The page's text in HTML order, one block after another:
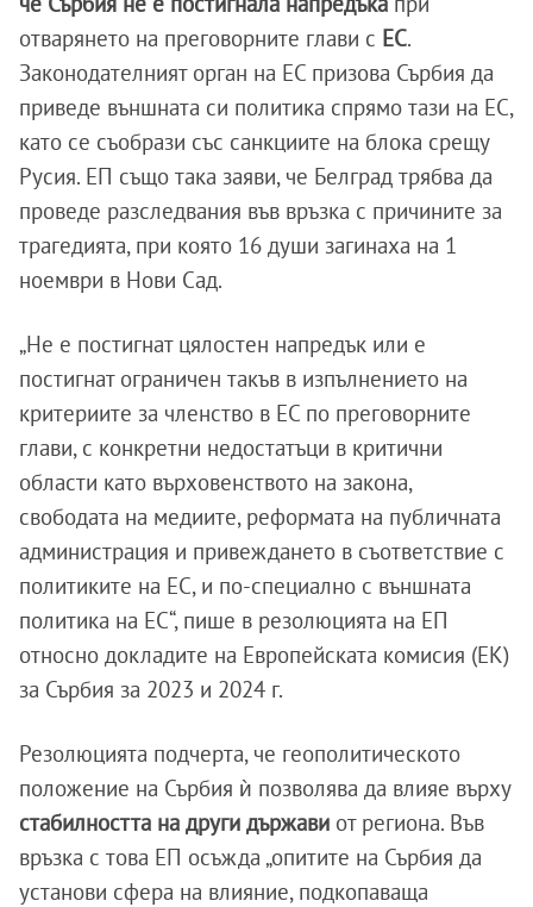
отварянето на преговорните глави с ЕС.
Законодателният орган на ЕС призова Сърбия да
приведе външната си политика спрямо тази на ЕС,
като се съобрази със санкциите на блока срещу
Русия. ЕП също така заяви, че Белград трябва да
проведе разследвания във връзка с причините за
трагедията, при която 16 души загинаха на 1
ноември в Нови Сад.
„Не е постигнат цялостен напредък или е
постигнат ограничен такъв в изпълнението на
критериите за членство в ЕС по преговорните
глави, с конкретни недостатъци в критични
области като върховенството на закона,
свободата на медиите, реформата на публичната
администрация и привеждането в съответствие с
политиките на ЕС, и по-специално с външната
политика на ЕС“, пише в резолюцията на ЕП
относно докладите на Европейската комисия (ЕК)
за Сърбия за 2023 и 2024 г.
Резолюцията подчерта, че геополитическото
положение на Сърбия ѝ позволява да влияе върху
стабилността на други държави от региона. Във
връзка с това ЕП осъжда „опитите на Сърбия да
установи сфера на влияние, подкопаваща